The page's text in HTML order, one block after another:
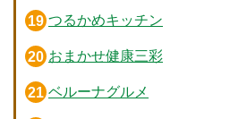
つるかめキッチン
おまかせ健康三彩
ベルーナグルメ